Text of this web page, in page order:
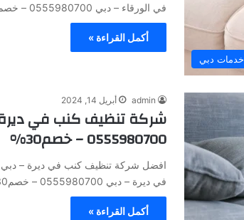
خدمات دبي
في الورقاء – دبي 0555980700 – خصم30% تعتبر الأرائك…
أكمل القراءة »
admin أبريل 14, 2024
شركة تنظيف كنب في
0555980700 – خصم30%
افضل شركة تنظيف كنب في ديرة –
في ديرة – دبي 0555980700 – خصم30% تعتبر الأرائك…
أكمل القراءة »